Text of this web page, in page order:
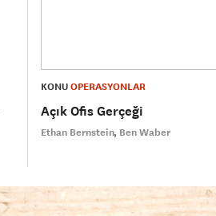
KONUOPERASYONLAR
Açık Ofis Gerçeği
Ethan Bernstein Ben Waber